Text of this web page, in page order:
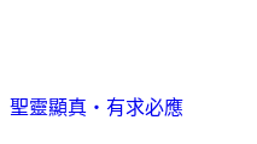
聖靈顯真・有求必應